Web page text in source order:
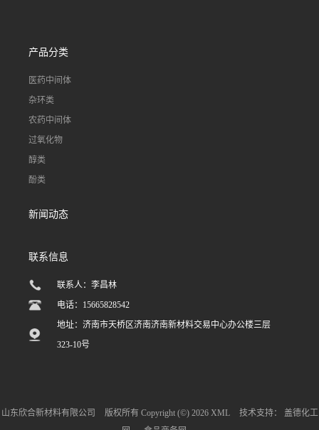
产品分类
医药中间体
杂环类
农药中间体
过氧化物
醇类
酚类
新闻动态
联系信息
联系人：李昌林
电话：15665828542
地址：济南市天桥区济南济南新材料交易中心办公楼三层
323-10号
山东欣合新材料有限公司 版权所有 Copyright (©) 2026 XML 技术支持：
盖德化工